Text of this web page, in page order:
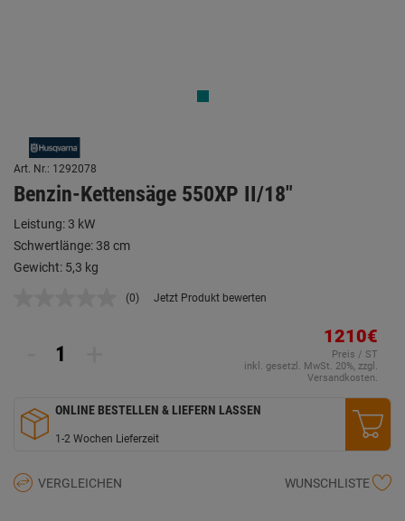
Art. Nr.: 1292078
Benzin-Kettensäge 550XP II/18"
Leistung: 3 kW
Schwertlänge: 38 cm
Gewicht: 5,3 kg
Kein
(0) Jetzt Produkt bewerten
1210€
Preis / ST
inkl. gesetzl. MwSt. 20%, zzgl.
Versandkosten.
ONLINE BESTELLEN & LIEFERN LASSEN
1-2 Wochen Lieferzeit
VERGLEICHEN WUNSCHLISTE